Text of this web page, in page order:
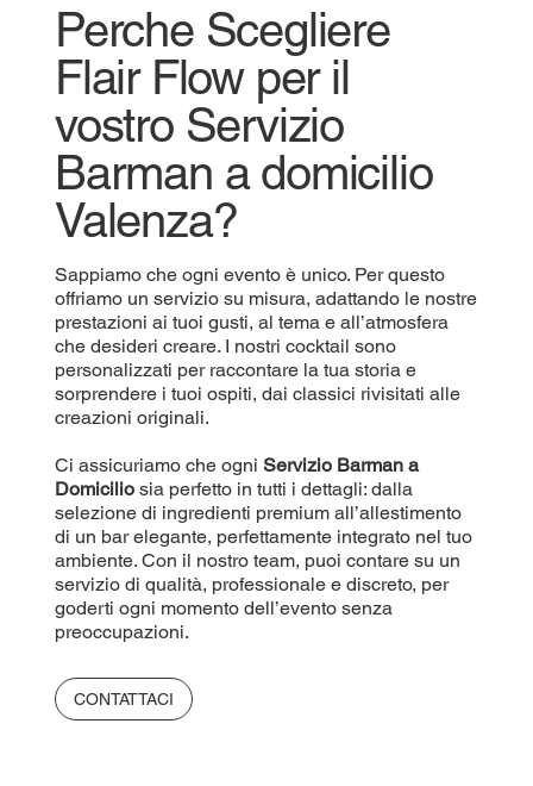
Perche Scegliere
Flair Flow per il
vostro Servizio
Barman a domicilio
Valenza?
Sappiamo che ogni evento è unico. Per questo
offriamo un servizio su misura, adattando le nostre
prestazioni ai tuoi gusti, al tema e all’atmosfera
che desideri creare. I nostri cocktail sono
personalizzati per raccontare la tua storia e
sorprendere i tuoi ospiti, dai classici rivisitati alle
creazioni originali.
Ci assicuriamo che ogni Servizio Barman a
Domiciliosia perfetto in tutti i dettagli: dalla
selezione di ingredienti premium all’allestimento
di un bar elegante, perfettamente integrato nel tuo
ambiente. Con il nostro team, puoi contare su un
servizio di qualità, professionale e discreto, per
goderti ogni momento dell’evento senza
preoccupazioni.
CONTATTACI